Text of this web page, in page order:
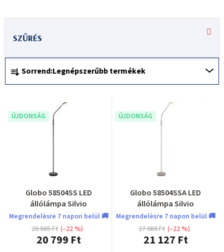
T
e
m
é
n
Sorrend:Legnépszerűbb termékek
r
m
é
e
á
ÚJDONSÁG
Globo 58504SS LED
állólámpa Silvio
Megrendelèsre 7 napon belül 🚚
20 799 Ft
26 665 Ft (–22 %)
ÚJDONSÁG
Globo 58504SSA LED
állólámpa Silvio
Megrendelèsre 7 napon belül 🚚
21 127 Ft
27 086 Ft (–22 %)